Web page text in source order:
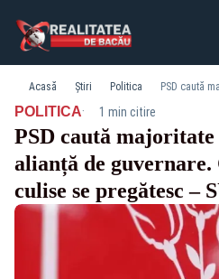
Acasă Știri Politica
POLITICA· 1 min citire
PSD caută
alianță de
culise se pregătesc –